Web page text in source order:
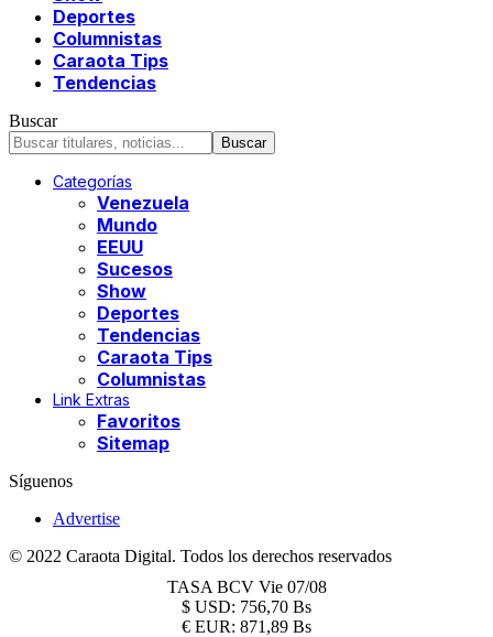
Deportes
Columnistas
Caraota Tips
Tendencias
Buscar
Categorías
Venezuela
Mundo
EEUU
Sucesos
Show
Deportes
Tendencias
Caraota Tips
Columnistas
Link Extras
Favoritos
Sitemap
Síguenos
Advertise
© 2022 Caraota Digital. Todos los derechos reservados
TASA BCV Vie 07/08
$ USD: 756,70 Bs
€ EUR: 871,89 Bs